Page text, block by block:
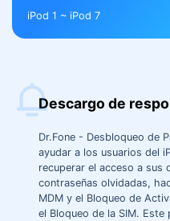
iPod 1 ~ iPod 7
Descargo de
Dr.Fone - Desbloqueo de
ayudar a los usuarios del
recuperar el acceso a sus
contraseñas olvidadas,
MDM y el Bloqueo de
el Bloqueo de la SIM.󠀲󠀡󠀥󠀤󠀦󠀥󠀩󠀢󠀦󠀳